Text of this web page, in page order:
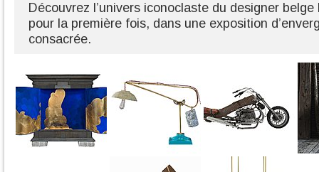
Découvrez l’univers iconoclaste du designer
pour la première fois, dans une exposition
consacrée.